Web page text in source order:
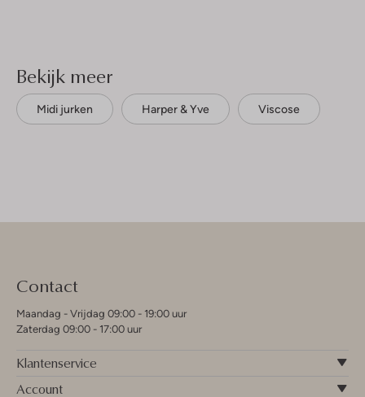
Bekijk meer
Midi jurken Harper & Yve Viscose
Contact
Maandag - Vrijdag 09:00 - 19:00 uur
Zaterdag 09:00 - 17:00 uur
Klantenservice
Account